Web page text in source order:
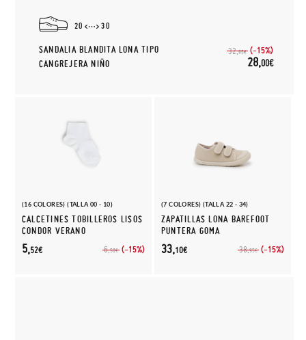
20 30
SANDALIA BLANDITA LONA TIPO
CANGREJERA NIÑO
32,95€ (-15%)
28,00€
(16 COLORES) (TALLA 00 - 10)
CALCETINES TOBILLEROS LISOS
CONDOR VERANO
6,50€ (-15%)
5,52€
(7 COLORES) (TALLA 22 - 34)
ZAPATILLAS LONA BAREFOOT
PUNTERA GOMA
38,95€ (-15%)
33,10€